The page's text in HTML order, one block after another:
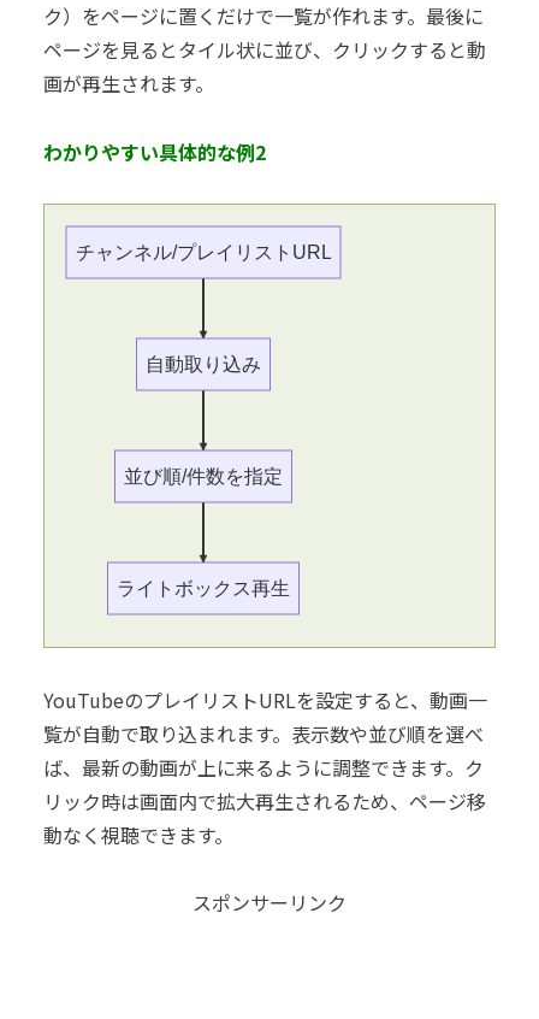
ク）をページに置くだけで一覧が作れます。最後に
ページを見るとタイル状に並び、クリックすると動
画が再生されます。
わかりやすい具体的な例2
チャンネル/プレイリストURL
自動取り込み
並び順/件数を指定
ライトボックス再生
YouTubeのプレイリストURLを設定すると、動画一
覧が自動で取り込まれます。表示数や並び順を選べ
ば、最新の動画が上に来るように調整できます。ク
リック時は画面内で拡大再生されるため、ページ移
動なく視聴できます。
スポンサーリンク